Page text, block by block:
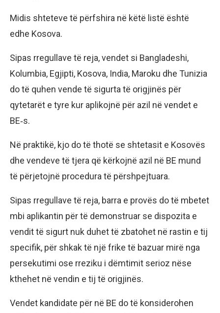
Midis shteteve të përfshira në këtë listë është
edhe Kosova.
Sipas rregullave të reja, vendet si Bangladeshi,
Kolumbia, Egjipti, Kosova, India, Maroku dhe Tunizia
do të quhen vende të sigurta të origjinës për
qytetarët e tyre kur aplikojnë për azil në vendet e
BE‑s.
Në praktikë, kjo do të thotë se shtetasit e Kosovës
dhe vendeve të tjera që kërkojnë azil në BE mund
të përjetojnë procedura të përshpejtuara.
Sipas rregullave të reja, barra e provës do të mbetet
mbi aplikantin për të demonstruar se dispozita e
vendit të sigurt nuk duhet të zbatohet në rastin e tij
specifik, për shkak të një frike të bazuar mirë nga
persekutimi ose rreziku i dëmtimit serioz nëse
kthehet në vendin e tij të origjinës.
Vendet kandidate për në BE do të konsiderohen